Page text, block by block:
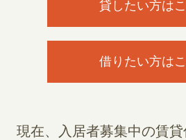
貸したい方は
借りたい方は
現在、入居者募集中の賃